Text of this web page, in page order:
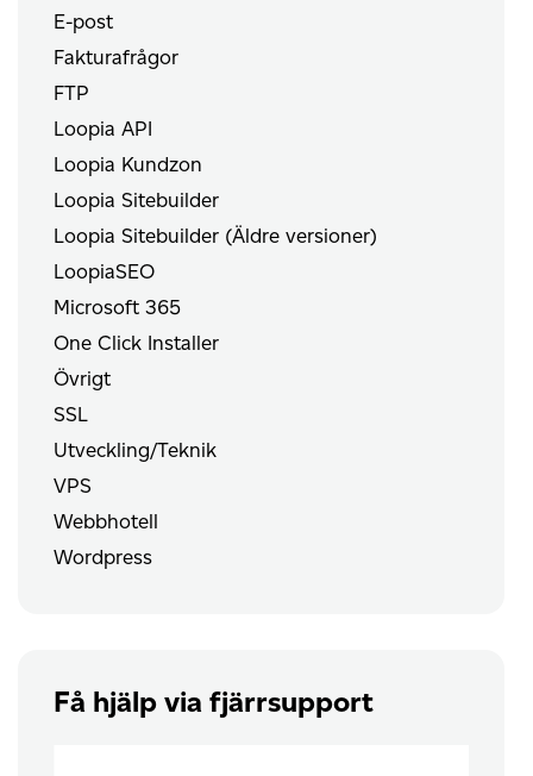
E-post
Fakturafrågor
FTP
Loopia API
Loopia Kundzon
Loopia Sitebuilder
Loopia Sitebuilder (Äldre versioner)
LoopiaSEO
Microsoft 365
One Click Installer
Övrigt
SSL
Utveckling/Teknik
VPS
Webbhotell
Wordpress
Få hjälp via fjärrsupport